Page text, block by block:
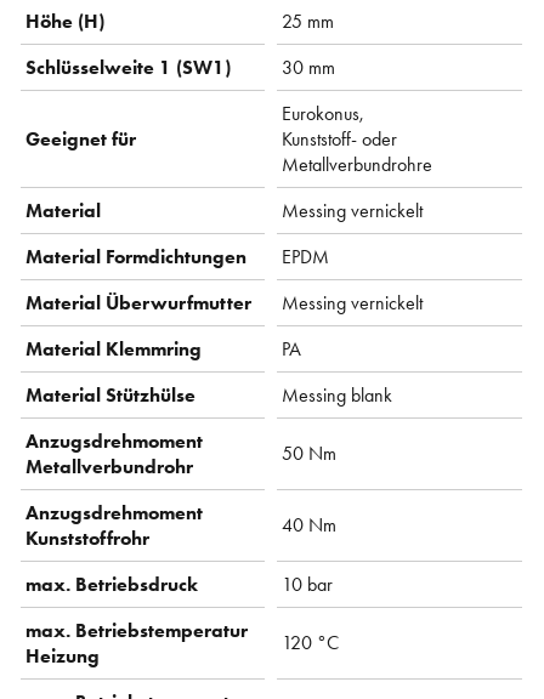
Höhe (H)
25 mm
Schlüsselweite 1 (SW1)
30 mm
Geeignet für
Eurokonus,
Kunststoff- oder
Metallverbundrohre
Material
Messing vernickelt
Material Formdichtungen
EPDM
Material Überwurfmutter
Messing vernickelt
Material Klemmring
PA
Material Stützhülse
Messing blank
Anzugsdrehmoment
Metallverbundrohr
50 Nm
Anzugsdrehmoment
Kunststoffrohr
40 Nm
max. Betriebsdruck
10 bar
max. Betriebstemperatur
Heizung
120 °C